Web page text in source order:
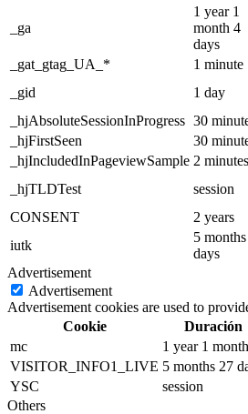
_ga
1 year 1
month 4
days
_gat_gtag_UA_*
1 minute
_gid
1 day
_hjAbsoluteSessionInProgress 30
_hjFirstSeen
30
_hjIncludedInPageviewSample 2 minutes
_hjTLDTest
session
CONSENT
2 years
iutk
5
days
Advertisement
Advertisement
Advertisement cookies are used to
Cookie
Duración
mc
1 year 1 month
VISITOR_INFO1_LIVE 5 months 27
YSC
session
Others